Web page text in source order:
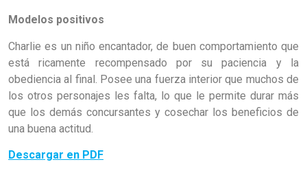
Modelos positivos
Charlie es un niño encantador, de buen comportamiento que
está ricamente recompensado por su paciencia y la
obediencia al final. Posee una fuerza interior que muchos de
los otros personajes les falta, lo que le permite durar más
que los demás concursantes y cosechar los beneficios de
una buena actitud.
Descargar en PDF